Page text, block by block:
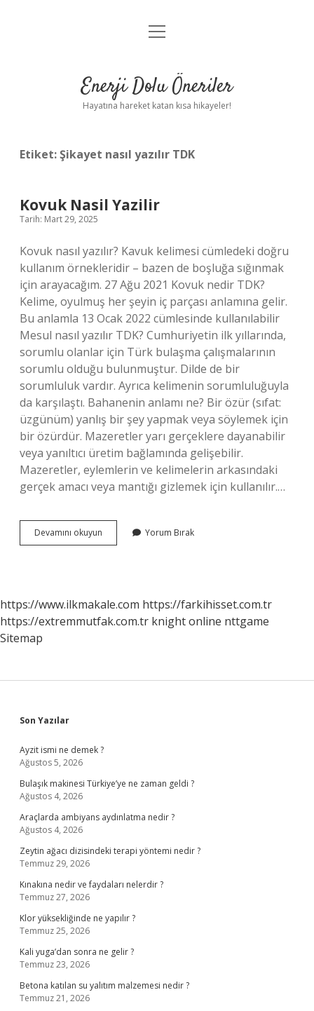
Anasayfa
Yasal Uyarı
menüyü
Enerji Dolu Öneriler
Hayatına hareket katan kısa hikayeler!
Etiket:Şikayet nasıl yazılır TDK
Kovuk Nasil Yazilir
Tarih: Mart 29, 2025
Kovuk nasıl yazılır? Kavuk kelimesi cümledeki doğru
kullanım örnekleridir – bazen de boşluğa sığınmak
için arayacağım. 27 Ağu 2021 Kovuk nedir TDK?
Kelime, oyulmuş her şeyin iç parçası anlamına gelir.
Bu anlamla 13 Ocak 2022 cümlesinde kullanılabilir
Mesul nasıl yazılır TDK? Cumhuriyetin ilk yıllarında,
sorumlu olanlar için Türk bulaşma çalışmalarının
sorumlu olduğu bulunmuştur. Dilde de bir
sorumluluk vardır. Ayrıca kelimenin sorumluluğuyla
da karşılaştı. Bahanenin anlamı ne? Bir özür (sıfat:
üzgünüm) yanlış bir şey yapmak veya söylemek için
bir özürdür. Mazeretler yarı gerçeklere dayanabilir
veya yanıltıcı üretim bağlamında gelişebilir.
Mazeretler, eylemlerin ve kelimelerin arkasındaki
gerçek amacı veya mantığı gizlemek için kullanılır.…
Devamını okuyun
Nasil
Yorum Bırak
https://www.ilkmakale.com https://farkihisset.com.tr
https://extremmutfak.com.tr knight online nttgame
Sitemap
Sidebar
Son Yazılar
Ayzit ismi ne demek ?
Ağustos 5, 2026
Bulaşık makinesi Türkiye’ye ne zaman geldi ?
Ağustos 4, 2026
Araçlarda ambiyans aydınlatma nedir ?
Ağustos 4, 2026
Zeytin ağacı dizisindeki terapi yöntemi nedir ?
Temmuz 29, 2026
Kınakına nedir ve faydaları nelerdir ?
Temmuz 27, 2026
Klor yüksekliğinde ne yapılır ?
Temmuz 25, 2026
Kali yuga’dan sonra ne gelir ?
Temmuz 23, 2026
Betona katılan su yalıtım malzemesi nedir ?
Temmuz 21, 2026